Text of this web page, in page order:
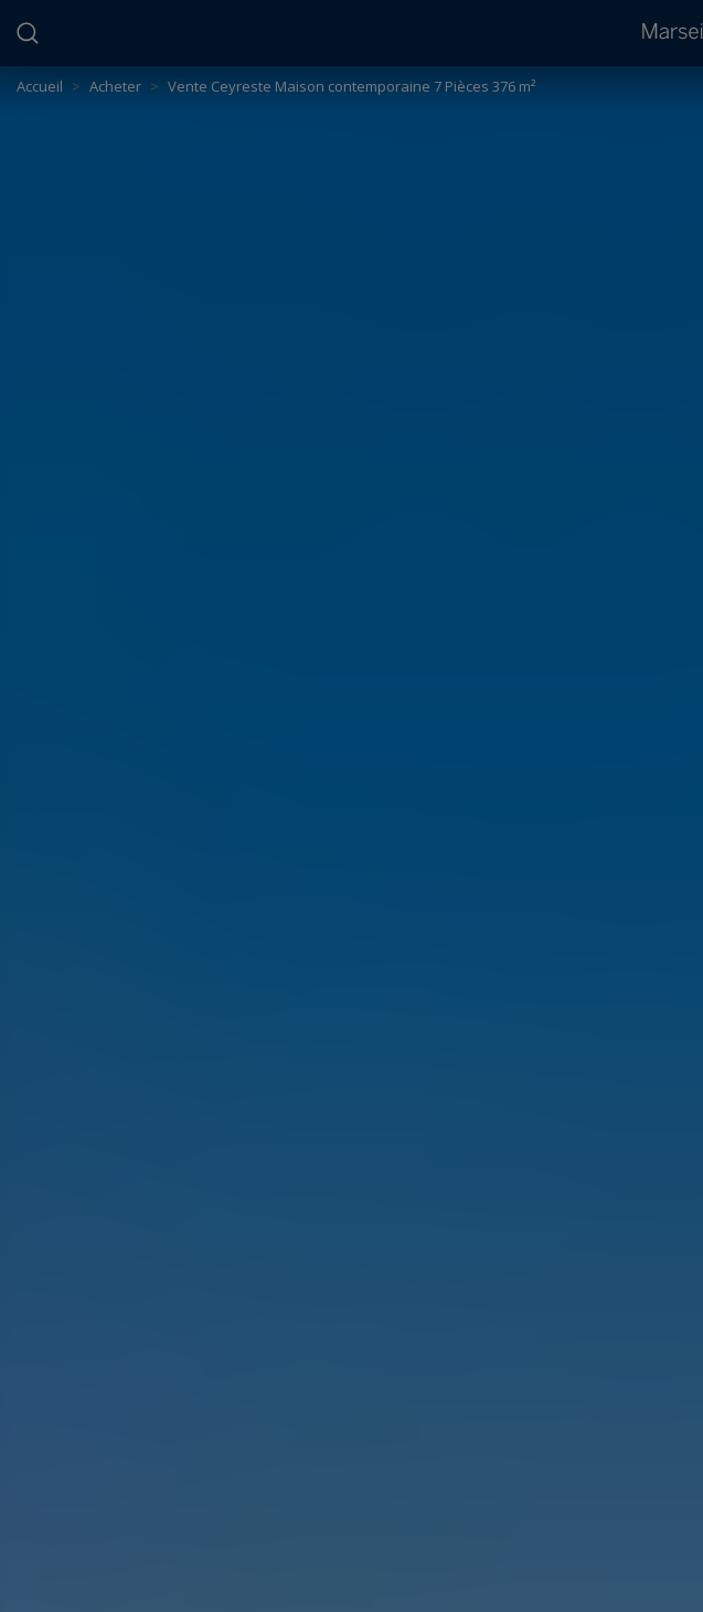
Accueil > Acheter > Vente Ceyreste Maison contemporaine 7 Pièces 376 m²